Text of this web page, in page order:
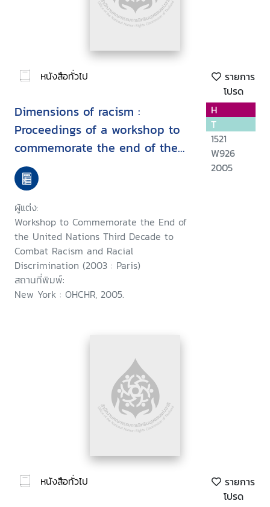
หนังสือทั่วไป
รายการ
โปรด
Dimensions of racism :
Proceedings of a workshop to
commemorate the end of the
United Nations third decade to
combat racism and racial
discrimination, Paris, 19-20
February 2003
ผู้แต่ง:
Workshop to Commemorate the End of
the United Nations Third Decade to
Combat Racism and Racial
Discrimination (2003 : Paris)
สถานที่พิมพ์:
New York : OHCHR, 2005.
H
T
1521
W926
2005
หนังสือทั่วไป
รายการ
โปรด